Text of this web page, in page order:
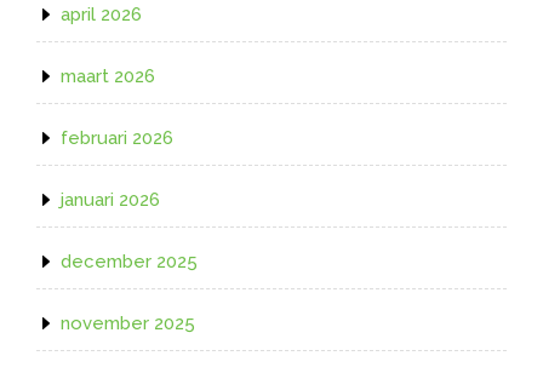
april 2026
maart 2026
februari 2026
januari 2026
december 2025
november 2025